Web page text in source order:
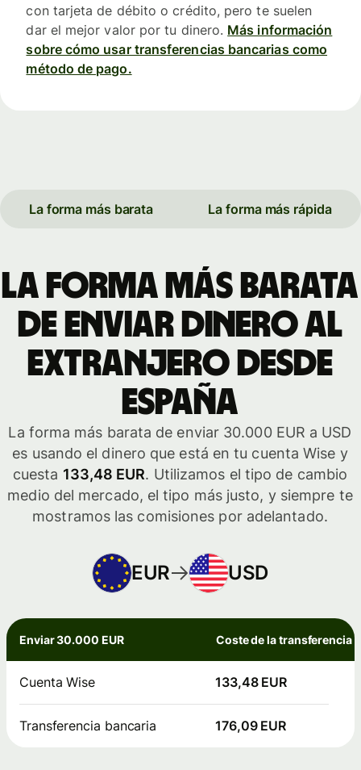
con tarjeta de débito o crédito, pero te suelen
dar el mejor valor por tu dinero. Más información
sobre cómo usar transferencias bancarias como
método de pago.
La forma más barata La forma más rápida
La forma más barata
de enviar dinero al
extranjero desde
España
La forma más barata de enviar 30.000 EUR a USD
es usando el dinero que está en tu cuenta Wise y
cuesta 133,48 EUR. Utilizamos el tipo de cambio
medio del mercado, el tipo más justo, y siempre te
mostramos las comisiones por adelantado.
EUR USD
Enviar 30.000 EUR Coste de la transferencia
Cuenta Wise 133,48 EUR
Transferencia bancaria 176,09 EUR